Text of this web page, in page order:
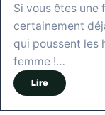
Si vous êtes une
certainement
qui poussent les
femme !…
Lire